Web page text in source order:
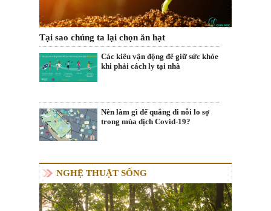
Tại sao chúng ta lại chọn ăn hạt
Các kiểu vận động để giữ sức khỏe
khi phải cách ly tại nhà
Nên làm gì để quẳng đi nỗi lo sợ
trong mùa dịch Covid-19?
NGHỆ THUẬT SỐNG